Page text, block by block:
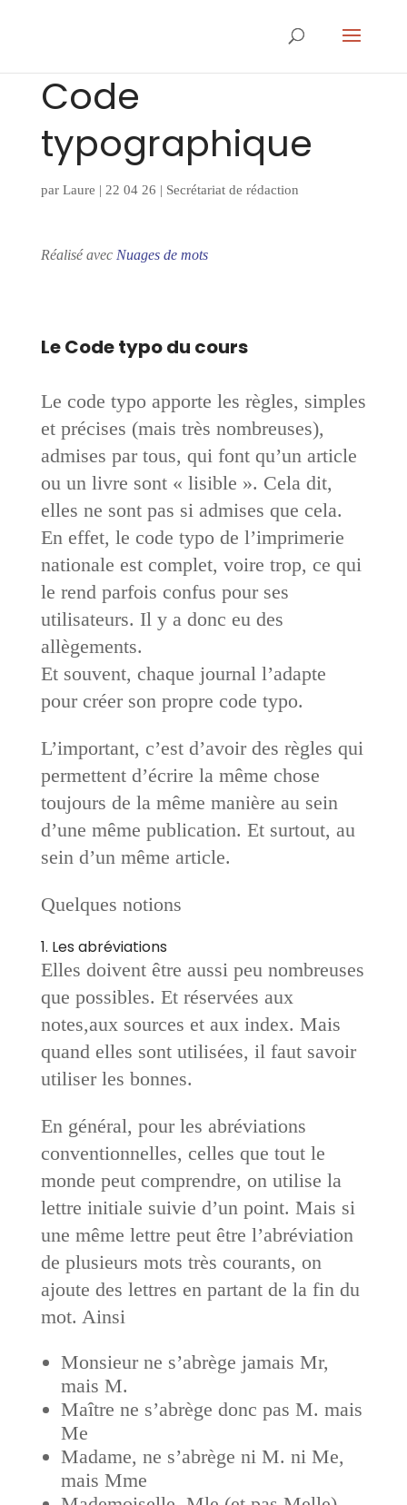
Code
typographique
par Laure | 22 04 26 | Secrétariat de rédaction
Réalisé avec Nuages de mots
Le Code typo du cours
Le code typo apporte les règles, simples
et précises (mais très nombreuses),
admises par tous, qui font qu’un article
ou un livre sont « lisible ». Cela dit,
elles ne sont pas si admises que cela.
En effet, le code typo de l’imprimerie
nationale est complet, voire trop, ce qui
le rend parfois confus pour ses
utilisateurs. Il y a donc eu des
allègements.
Et souvent, chaque journal l’adapte
pour créer son propre code typo.
L’important, c’est d’avoir des règles qui
permettent d’écrire la même chose
toujours de la même manière au sein
d’une même publication. Et surtout, au
sein d’un même article.
Quelques notions
1. Les abréviations
Elles doivent être aussi peu nombreuses
que possibles. Et réservées aux
notes,aux sources et aux index. Mais
quand elles sont utilisées, il faut savoir
utiliser les bonnes.
En général, pour les abréviations
conventionnelles, celles que tout le
monde peut comprendre, on utilise la
lettre initiale suivie d’un point. Mais si
une même lettre peut être l’abréviation
de plusieurs mots très courants, on
ajoute des lettres en partant de la fin du
mot. Ainsi
Monsieur ne s’abrège jamais Mr,
mais M.
Maître ne s’abrège donc pas M. mais
Me
Madame, ne s’abrège ni M. ni Me,
mais Mme